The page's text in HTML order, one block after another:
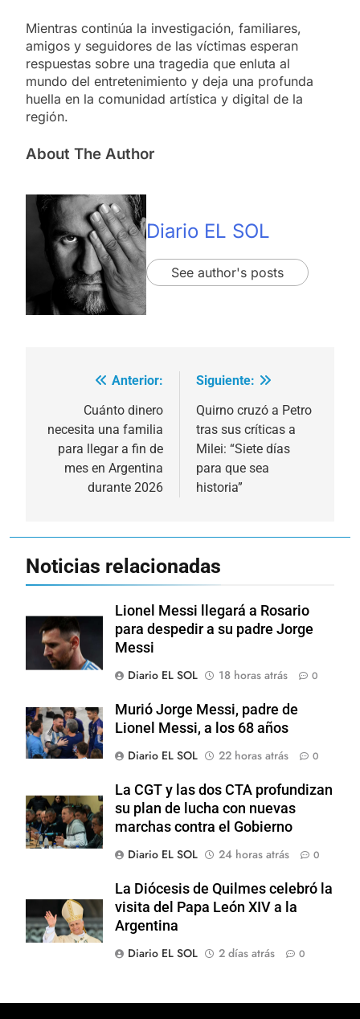
Mientras continúa la investigación, familiares,
amigos y seguidores de las víctimas esperan
respuestas sobre una tragedia que enluta al
mundo del entretenimiento y deja una profunda
huella en la comunidad artística y digital de la
región.
About The Author
Diario EL SOL
See author's posts
Navegación
entradas
Anterior:
Cuánto dinero
necesita una familia
para llegar a fin de
mes en Argentina
durante 2026
Siguiente:
Quirno cruzó a Petro
tras sus críticas a
Milei: “Siete días
para que sea
historia”
Noticias relacionadas
Lionel Messi llegará a Rosario
para despedir a su padre Jorge
Messi
Diario EL SOL
18 horas atrás 0
Murió Jorge Messi, padre de
Lionel Messi, a los 68 años
Diario EL SOL
22 horas atrás 0
La CGT y las dos CTA profundizan
su plan de lucha con nuevas
marchas contra el Gobierno
Diario EL SOL
24 horas atrás 0
La Diócesis de Quilmes celebró la
visita del Papa León XIV a la
Argentina
Diario EL SOL
2 días atrás 0